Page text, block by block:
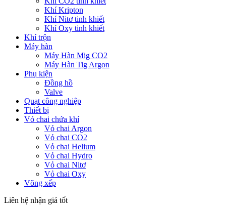
Khí Kripton
Khí Nitơ tinh khiết
Khí Oxy tinh khiết
Khí trộn
Máy hàn
Máy Hàn Mig CO2
Máy Hàn Tig Argon
Phụ kiện
Đồng hồ
Valve
Quạt công nghiệp
Thiết bị
Vỏ chai chứa khí
Vỏ chai Argon
Vỏ chai CO2
Vỏ chai Helium
Vỏ chai Hydro
Vỏ chai Nitơ
Vỏ chai Oxy
Võng xếp
Liên hệ nhận giá tốt